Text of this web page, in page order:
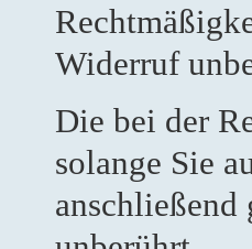
Widerruf
Die bei der
solange Sie